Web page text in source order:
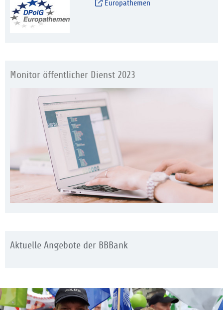
Europathemen
Monitor öffentlicher Dienst 2023
Aktuelle Angebote der BBBank